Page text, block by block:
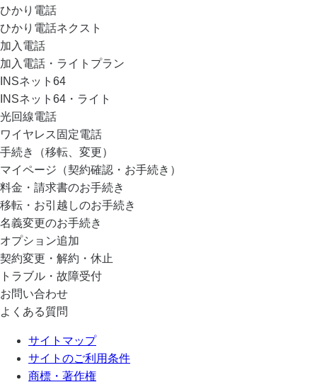
ひかり電話
ひかり電話ネクスト
加入電話
加入電話・ライトプラン
INSネット64
INSネット64・ライト
光回線電話
ワイヤレス固定電話
手続き（移転、変更）
マイページ（契約確認・お手続き）
料金・請求書のお手続き
移転・お引越しのお手続き
名義変更のお手続き
オプション追加
契約変更・解約・休止
トラブル・故障受付
お問い合わせ
よくある質問
サイトマップ
サイトのご利用条件
商標・著作権